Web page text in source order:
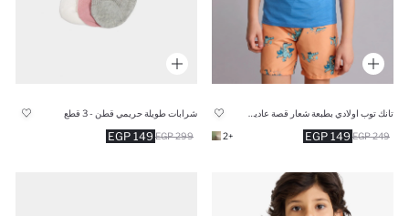
149 EGP 249 EGP
+2
شرابات طويلة حريمي قطن - 3 قطع
149 EGP 299 EGP